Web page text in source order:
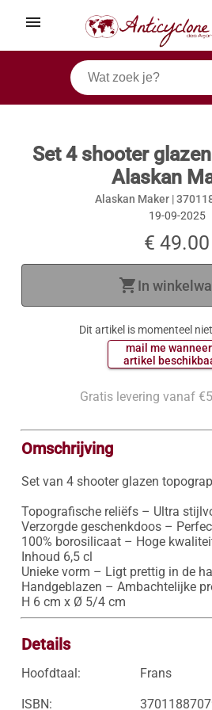
menu
Set 4 shooter
Alaskan
Alaskan Maker |
19-09-2025
€ 49.00
shopping_cartIn
Dit artikel is momenteel
mail me
Gratis levering vanaf
Omschrijving
Set van 4 shooter glazen
Topografische reliëfs – Ultra
Verzorgde geschenkdoos –
100% borosilicaat – Hoge
Inhoud 6,5 cl
Unieke vorm – Ligt prettig in de
Handgeblazen – Ambachtelijke
H 6 cm x Ø 5/4 cm
Details
Hoofdtaal: Frans
ISBN: